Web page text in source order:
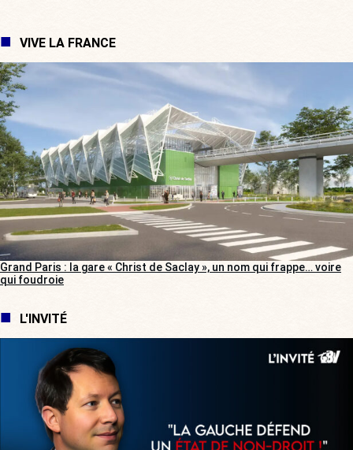
VIVE LA FRANCE
Grand Paris : la gare « Christ de Saclay », un nom qui frappe… voire
qui foudroie
L'INVITÉ